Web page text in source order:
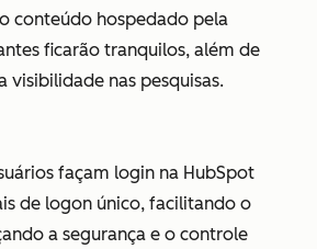
conteúdo hospedado pela
ficarão tranquilos, além de
visibilidade nas pesquisas.
façam login na HubSpot
de logon único, facilitando o
a segurança e o controle